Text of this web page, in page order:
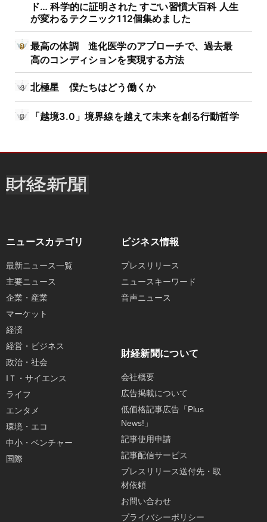
ド… 科学的に証明された すごい習慣大百科 人生
が変わるテクニック112個集めました
最高の体調 進化医学のアプローチで、過去最
高のコンディションを実現する方法
北極星 僕たちはどう働くか
「越境3.0」境界線を越えて未来を創る行動哲学
ニュースカテゴリ
最新ニュース一覧
主要ニュース
企業・産業
マーケット
経済
経営・ビジネス
政治・社会
IＴ・サイエンス
ライフ
エンタメ
環境・エコ
中小・ベンチャー
国際
ビジネス情報
プレスリリース
ニュースキーワード
音声ニュース
財経新聞について
会社概要
広告掲載について
低価格記事広告「Plus
News!」
記事使用申請
記事配信サービス
プレスリリース送付先・取
材依頼
お問い合わせ
プライバシーポリシー